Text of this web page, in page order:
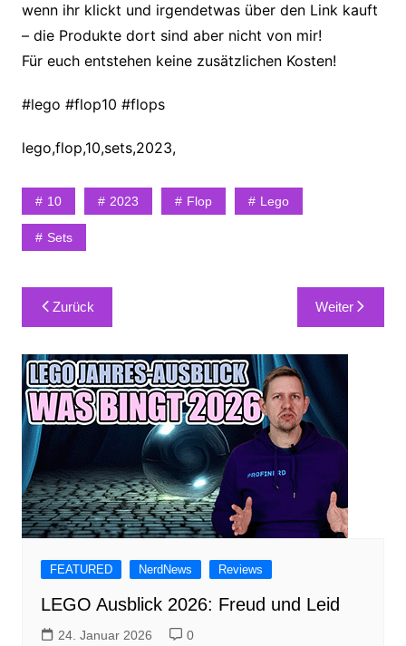
wenn ihr klickt und irgendetwas über den Link kauft
– die Produkte dort sind aber nicht von mir!
Für euch entstehen keine zusätzlichen Kosten!
#lego #flop10 #flops
lego,flop,10,sets,2023,
10 2023 Flop Lego
Sets
Beitragsnavigation
Zurück Weiter
FEATURED NerdNews Reviews
LEGO Ausblick 2026: Freud und Leid
24. Januar 2026 0